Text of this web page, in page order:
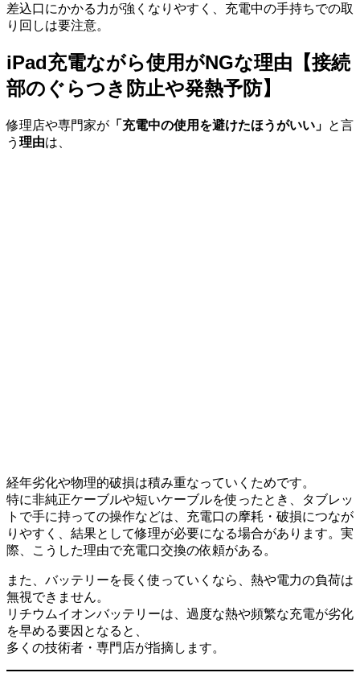
差込口にかかる力が強くなりやすく、充電中の手持ちでの取
り回しは要注意。
iPad充電ながら使用がNGな理由【接続
部のぐらつき防止や発熱予防】
修理店や専門家が 「充電中の使用を避けたほうがいい」 と言
う 理由は、
経年劣化や物理的破損は積み重なっていくためです。
特に非純正ケーブルや短いケーブルを使ったとき、タブレッ
トで手に持っての操作などは、充電口の摩耗・破損につなが
りやすく、結果として修理が必要になる場合があります。実
際、こうした理由で充電口交換の依頼がある。
また、バッテリーを長く使っていくなら、熱や電力の負荷は
無視できません。
リチウムイオンバッテリーは、過度な熱や頻繁な充電が劣化
を早める要因となると、
多くの技術者・専門店が指摘します。